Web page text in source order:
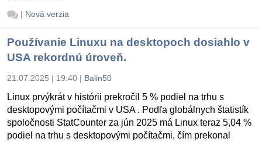
| Nová verzia
Používanie Linuxu na desktopoch dosiahlo v
USA rekordnú úroveň.
21.07.2025 | 19:40 | Balin50
Linux prvýkrát v histórii prekročil 5 % podiel na trhu s
desktopovými počítačmi v USA . Podľa globálnych štatistík
spoločnosti StatCounter za jún 2025 má Linux teraz 5,04 %
podiel na trhu s desktopovými počítačmi, čím prekonal